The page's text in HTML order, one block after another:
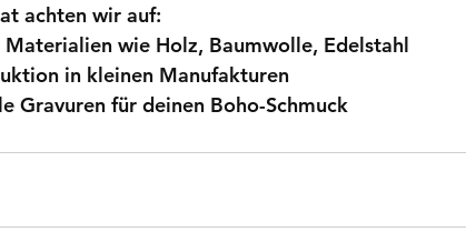
achten wir auf:
Materialien wie Holz, Baumwolle, Edelstahl
in kleinen Manufakturen
Gravuren für deinen Boho-Schmuck